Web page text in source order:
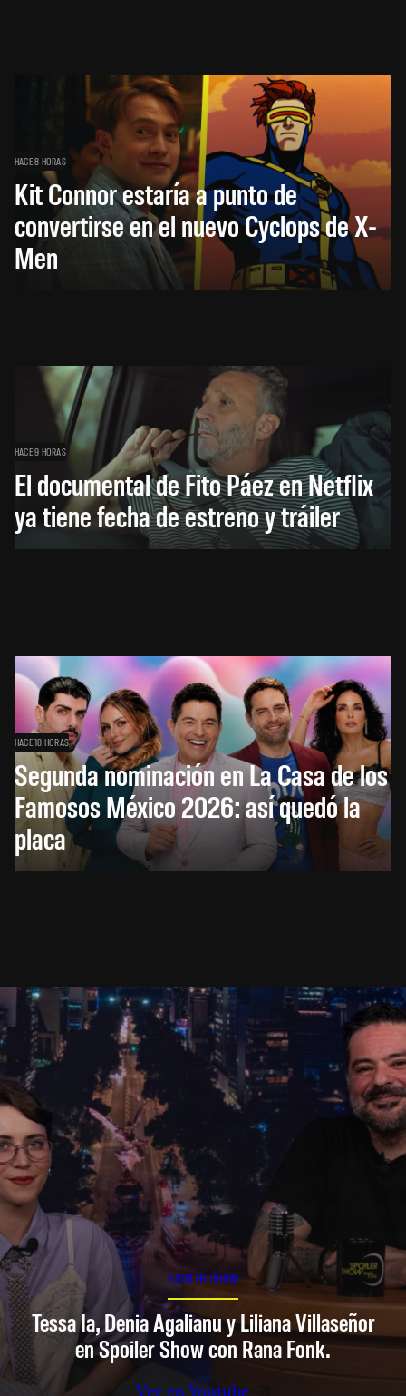
HACE 8 HORAS
Kit Connor estaría a punto de
convertirse en el nuevo Cyclops de X-
Men
HACE 9 HORAS
El documental de Fito Páez en Netflix
ya tiene fecha de estreno y tráiler
HACE 18 HORAS
Segunda nominación en La Casa de los
Famosos México 2026: así quedó la
placa
SPOILER SHOW
Tessa Ia, Denia Agalianu y Liliana Villaseñor
en Spoiler Show con Rana Fonk.
Ver en Youtube